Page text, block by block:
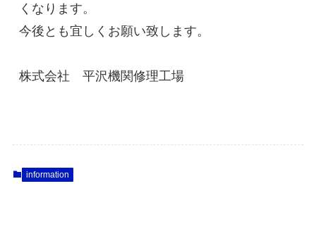
くなります。
今後とも宜しくお願い致します。
株式会社　平沢機関修理工場
information